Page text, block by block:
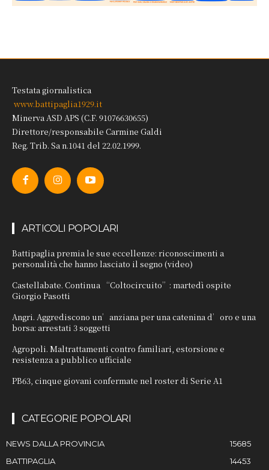
Testata giornalistica
www.battipaglia1929.it
Minerva ASD APS (C.F. 91076630655)
Direttore/responsabile Carmine Galdi
Reg. Trib. Sa n.1041 del 22.02.1999.
ARTICOLI POPOLARI
Battipaglia premia le sue eccellenze: riconoscimenti a
personalità che hanno lasciato il segno (video)
Castellabate. Continua “Coltocircuito”: martedì ospite
Giorgio Pasotti
Angri. Aggrediscono un’anziana per una catenina d’oro e una
borsa: arrestati 3 soggetti
Agropoli. Maltrattamenti contro familiari, estorsione e
resistenza a pubblico ufficiale
PB63, cinque giovani confermate nel roster di Serie A1
CATEGORIE POPOLARI
NEWS DALLA PROVINCIA
15685
BATTIPAGLIA
14453